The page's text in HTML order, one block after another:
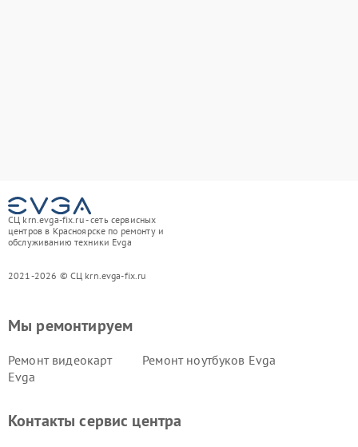
СЦ krn.evga-fix.ru - сеть сервисных
центров в Красноярске по ремонту и
обслуживанию техники Evga
2021-2026 © СЦ krn.evga-fix.ru
Мы ремонтируем
Ремонт видеокарт
Evga
Ремонт ноутбуков Evga
Контакты сервис центра